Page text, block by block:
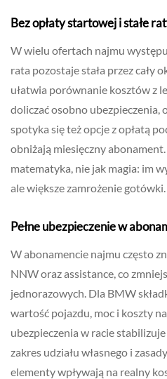
Bez opłaty startowej i stałe
W wielu ofertach najmu
rata pozostaje stała przez cały
ułatwia porównanie kosztów z
doliczać osobno ubezpieczenia,
spotyka się też opcje z opłatą
obniżają miesięczny abonament.
matematyka, nie jak magia: im
ale większe zamrożenie gotówki.
Pełne ubezpieczenie w
W abonamencie najmu często
NNW oraz assistance, co
jednorazowych. Dla BMW
wartość pojazdu, moc i koszty
ubezpieczenia w racie
zakres udziału własnego i
elementy wpływają na realny